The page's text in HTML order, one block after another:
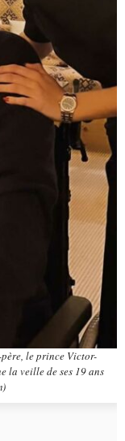
le prince Victor-
la veille de ses 19 ans